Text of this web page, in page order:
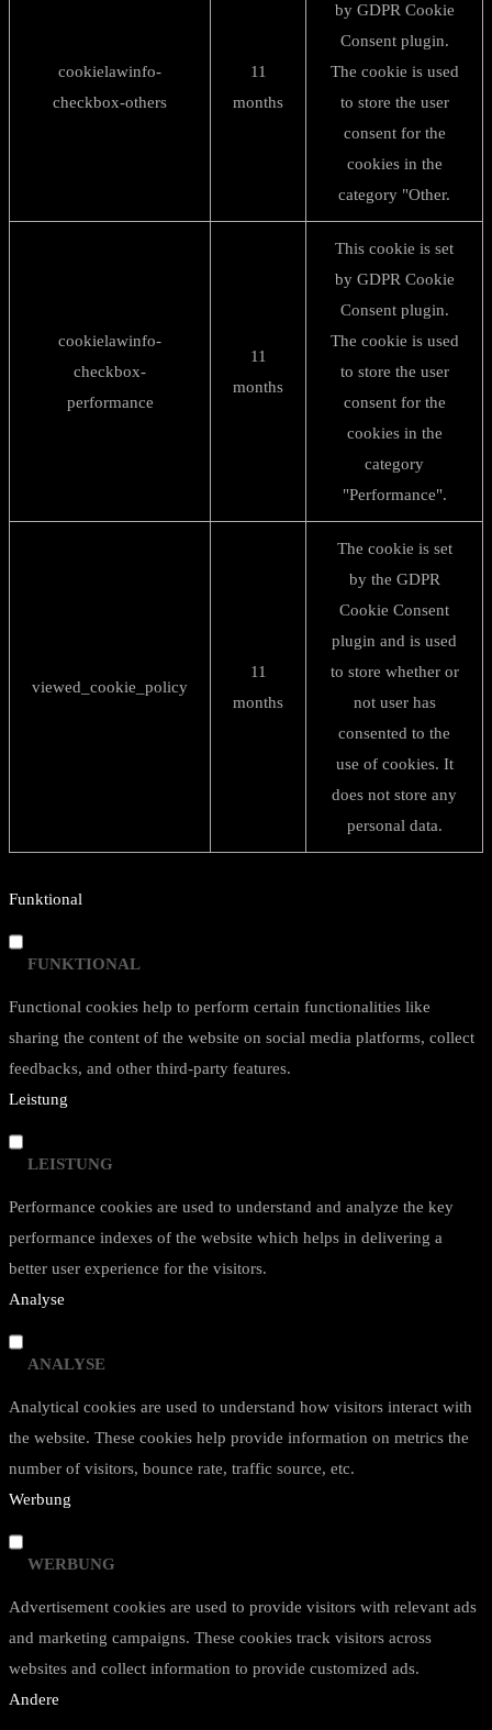
cookielawinfo-
checkbox-others
11
months
by GDPR Cookie
Consent plugin.
The cookie is used
to store the user
consent for the
cookies in the
category "Other.
cookielawinfo-
checkbox-
performance
11
months
This cookie is set
by GDPR Cookie
Consent plugin.
The cookie is used
to store the user
consent for the
cookies in the
category
"Performance".
viewed_cookie_policy
11
months
The cookie is set
by the GDPR
Cookie Consent
plugin and is used
to store whether or
not user has
consented to the
use of cookies. It
does not store any
personal data.
Funktional
FUNKTIONAL
Functional cookies help to perform certain functionalities like
sharing the content of the website on social media platforms, collect
feedbacks, and other third-party features.
Leistung
LEISTUNG
Performance cookies are used to understand and analyze the key
performance indexes of the website which helps in delivering a
better user experience for the visitors.
Analyse
ANALYSE
Analytical cookies are used to understand how visitors interact with
the website. These cookies help provide information on metrics the
number of visitors, bounce rate, traffic source, etc.
Werbung
WERBUNG
Advertisement cookies are used to provide visitors with relevant ads
and marketing campaigns. These cookies track visitors across
websites and collect information to provide customized ads.
Andere